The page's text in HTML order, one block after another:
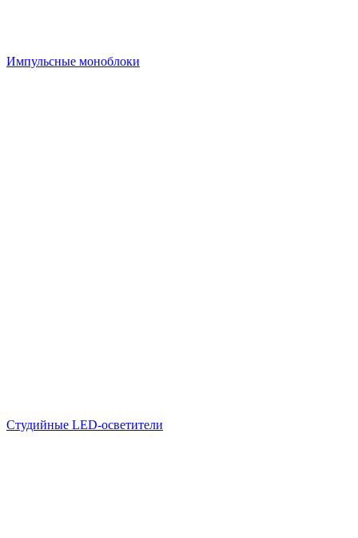
Импульсные моноблоки
Студийные LED-осветители